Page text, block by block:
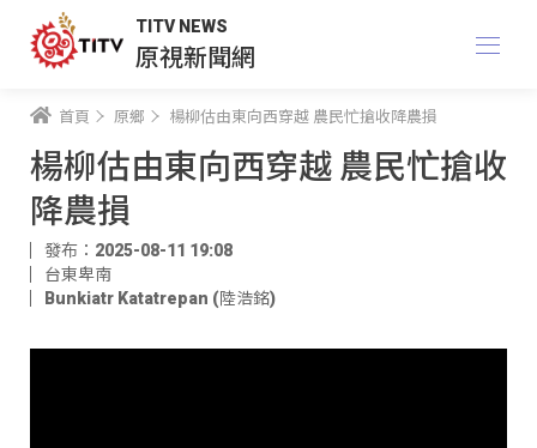
TITV NEWS
原視新聞網
首頁 原鄉 楊柳估由東向西穿越 農民忙搶收降農損
楊柳估由東向西穿越 農民忙搶收
降農損
發布：2025-08-11 19:08
台東卑南
Bunkiatr Katatrepan (陸浩銘)